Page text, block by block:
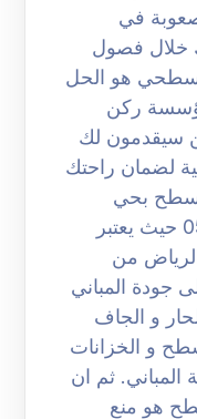
صعوبة في
خلال فصول
هو الحل
ركن
سيقدمون لك
لضمان راحتك
بحي
الصحافة الرياض 0508251950 حيث يعتبر
من
جودة المباني
و الجاف
و الخزانات
ثم ان
هو منع